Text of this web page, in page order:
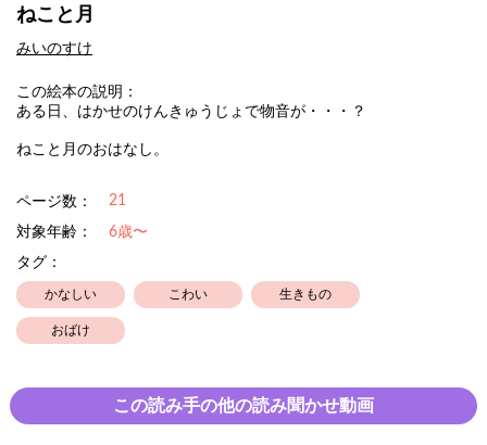
ねこと月
みいのすけ
この絵本の説明：
ある日、はかせのけんきゅうじょで物音が・・・？
ねこと月のおはなし。
ページ数： 21
対象年齢：
6歳〜
タグ：
かなしい こわい 生きもの
おばけ
この読み手の他の読み聞かせ動画